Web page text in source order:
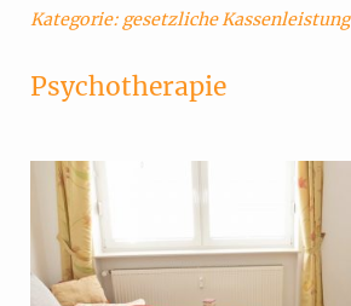
Kategorie: gesetzliche Kassenleistung
Psychotherapie